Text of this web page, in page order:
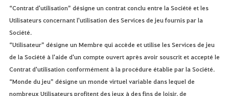
“Contrat d'utilisation” désigne un contrat conclu entre la Société et les
Utilisateurs concernant l'utilisation des Services de jeu fournis par la
Société.
“Utilisateur” désigne un Membre qui accède et utilise les Services de jeu
de la Société à l'aide d'un compte ouvert après avoir souscrit et accepté le
Contrat d'utilisation conformément à la procédure établie par la Société.
“Monde du jeu” désigne un monde virtuel variable dans lequel de
nombreux Utilisateurs profitent des jeux à des fins de loisir, de